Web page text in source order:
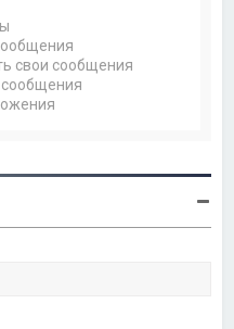
свои сообщения